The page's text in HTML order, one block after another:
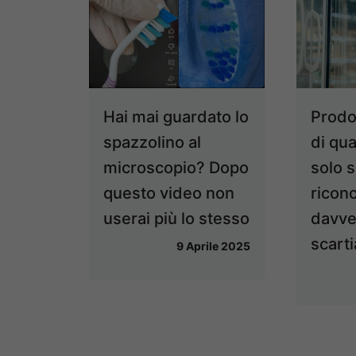
Hai mai guardato lo
spazzolino al
microscopio? Dopo
questo video non
userai più lo stesso
9 Aprile 2025
di
solo